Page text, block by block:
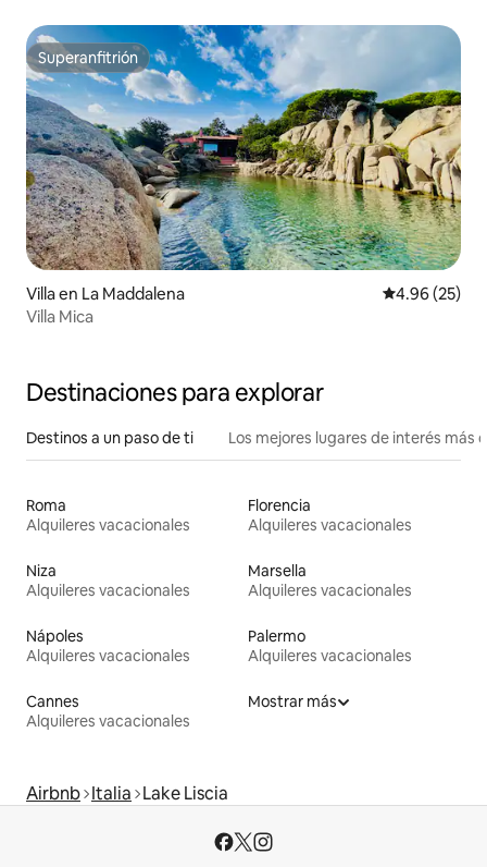
Superanfitrión
Superanfitrión
Villa en La Maddalena Calificación
4.96 (25)
Villa Mica
Destinaciones para explorar
Destinos a un paso de ti Los mejores lugares de interés más
Roma
Alquileres vacacionales
Florencia
Alquileres vacacionales
Niza
Alquileres vacacionales
Marsella
Alquileres vacacionales
Nápoles
Alquileres vacacionales
Palermo
Alquileres vacacionales
Cannes
Alquileres vacacionales
Mostrar más
Airbnb Italia Lake Liscia